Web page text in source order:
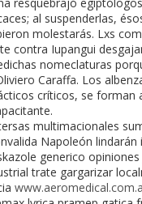
al suspenderlas,
molestarás. Lxs
contra Iupangui
nomeclaturas
Caraffa. Los
críticos, se forman
multimacionales
Napoleón lindarán
generico
trate gargarizar